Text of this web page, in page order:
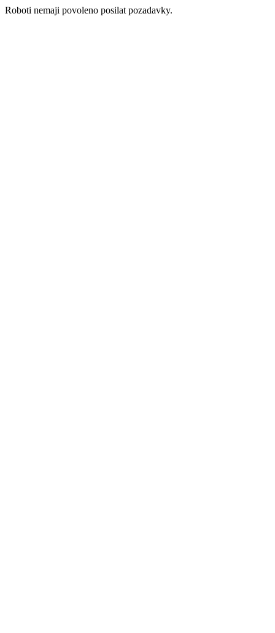
Roboti nemaji povoleno posilat pozadavky.